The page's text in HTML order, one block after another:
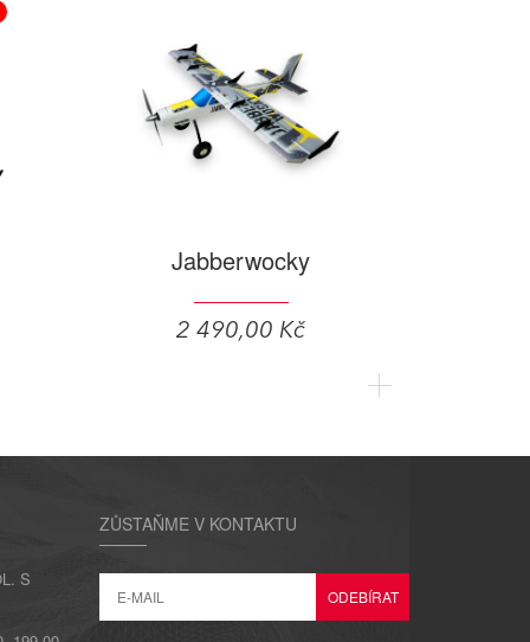
Jabberwocky
2 490,00 Kč
S
ZŮSTAŇME V KONTAKTU